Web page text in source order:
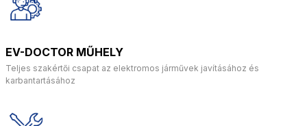
EV-DOCTOR MŰHELY
Teljes szakértői csapat az elektromos járművek javításához és
karbantartásához